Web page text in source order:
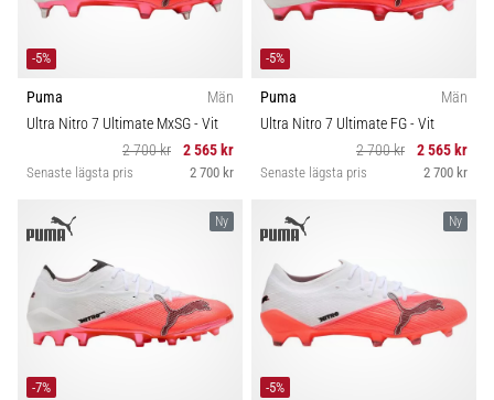
-5%
Puma
Män
Ultra Nitro 7 Ultimate MxSG- Vit
2 700 kr
2 565 kr
Senaste lägsta pris 2 700 kr
-5%
Puma
Män
Ultra Nitro 7 Ultimate FG- Vit
2 700 kr
2 565 kr
Senaste lägsta pris 2 700 kr
Ny
-7%
Ny
-5%